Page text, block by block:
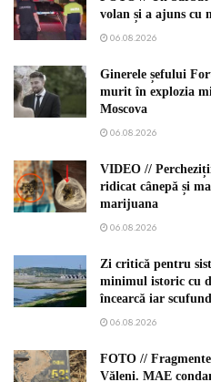
volan și a ajuns cu
06.08.2026
Ginerele șefului
murit în explozia
Moscova
06.08.2026
VIDEO //
ridicat cânepă și
marijuana
06.08.2026
Zi critică pentru
minimul istoric cu
încearcă iar
06.08.2026
FOTO //
Văleni. MAE